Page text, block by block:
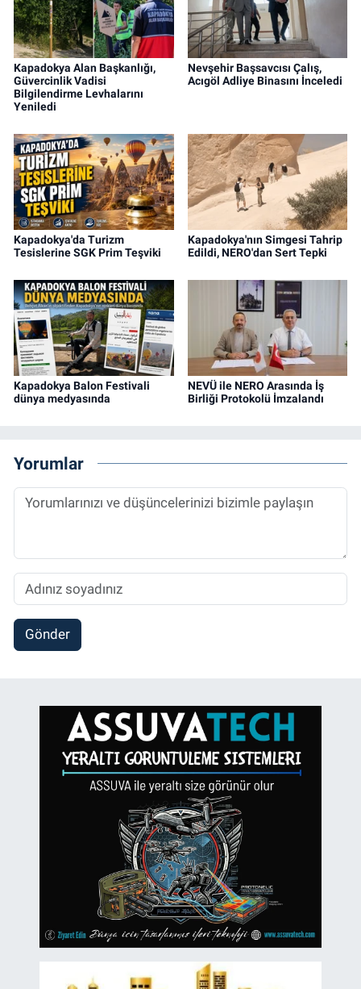
Kapadokya Alan Başkanlığı,
Güvercinlik Vadisi
Bilgilendirme Levhalarını
Yeniledi
Nevşehir Başsavcısı Çalış,
Acıgöl Adliye Binasını İnceledi
Kapadokya'da Turizm
Tesislerine SGK Prim Teşviki
Kapadokya'nın Simgesi Tahrip
Edildi, NERO'dan Sert Tepki
Kapadokya Balon Festivali
dünya medyasında
NEVÜ ile NERO Arasında İş
Birliği Protokolü İmzalandı
Yorumlar
Gönder